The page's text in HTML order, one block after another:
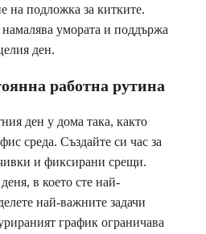
на подложка за китките.
умората и поддържа
ден.
работна рутина
ден у дома така, както
среда. Създайте си час за
и фиксирани срещи.
в което сте най-
най-важните задачи
график ограничава